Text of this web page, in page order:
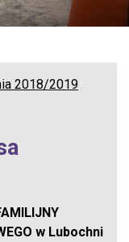
2018/2019
w Lubochni